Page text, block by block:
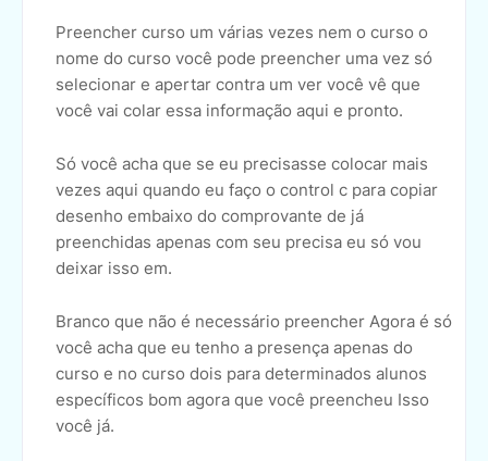
Preencher curso um várias vezes nem o curso o
nome do curso você pode preencher uma vez só
selecionar e apertar contra um ver você vê que
você vai colar essa informação aqui e pronto.
Só você acha que se eu precisasse colocar mais
vezes aqui quando eu faço o control c para copiar
desenho embaixo do comprovante de já
preenchidas apenas com seu precisa eu só vou
deixar isso em.
Branco que não é necessário preencher Agora é só
você acha que eu tenho a presença apenas do
curso e no curso dois para determinados alunos
específicos bom agora que você preencheu Isso
você já.